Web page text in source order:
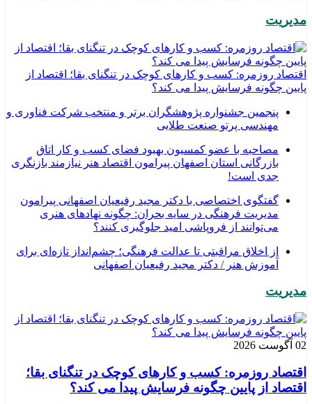
مدیریت
اقتصاد روزمره: کسب‌ و کارهای کوچک در تنگنای بقا؛ اقتصاد از
پایین چگونه فرسایش پیدا می کند؟
پنجمین جشنواره پژوهشگران برتر و منتخب شرکت فناوری و
مهندسی پرتو صنعت طلایی
مصاحبه با عضو کمسیون بهبود فضای کسب و کار اتاق
بازرگانی استان اصفهان پیرامون اقتصاد هنر نیازمند بازنگری
جدی است!
گفتگوی اختصاصی با دکتر مجید رفیعیان اصفهانی پیرامون
مدیریت فرهنگی در سایه بحران: چگونه نهادهای هنری
می‌توانند از فروپاشی امید جلوگیری کنند؟
از اخلاق مراقبتی تا عدالت فرهنگی؛ چشم‌انداز تازه‌ای برای
آموزش هنر / دکتر مجید رفیعیان اصفهانی
مدیریت
02 آگوست 2026
اقتصاد روزمره: کسب‌ و کارهای کوچک در تنگنای بقا؛
اقتصاد از پایین چگونه فرسایش پیدا می کند؟